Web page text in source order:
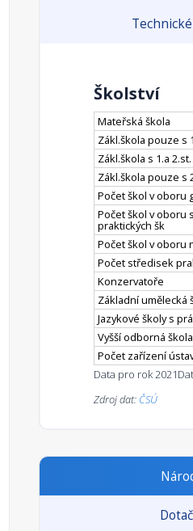
Školství
Mateřská škola
Zákl.škola pouze s
Zákl.škola s 1.a 2.st.
Zákl.škola pouze s
Počet škol v oboru
Počet škol v oboru
praktických šk
Počet škol v oboru
Počet středisek
Konzervatoře
Základní umělecká
Jazykové školy s
Vyšší odborná škola
Počet zařízení
Data pro rok 2021
Zdroj dat: ČSÚ